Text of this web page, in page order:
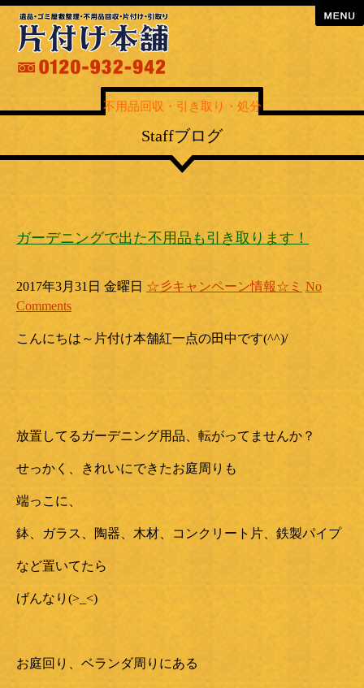
menu
不用品回収・引き取り・処分
Staffブログ
ガーデニングで出た不用品も引き取ります！
2017年3月31日 金曜日 ☆彡キャンペーン情報☆ミ No
Comments
こんにちは～片付け本舗紅一点の田中です(^^)/
放置してるガーデニング用品、転がってませんか？
せっかく、きれいにできたお庭周りも
端っこに、
鉢、ガラス、陶器、木材、コンクリート片、鉄製パイプ
など置いてたら
げんなり(>_<)
お庭回り、ベランダ周りにある